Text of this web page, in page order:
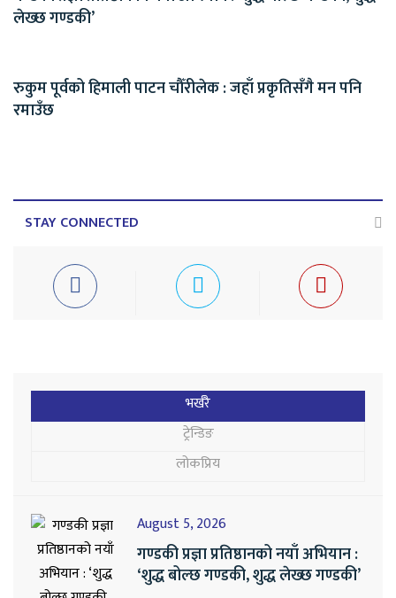
लेख्छ गण्डकी’
रुकुम पूर्वको हिमाली पाटन चौँरीलेक : जहाँ प्रकृतिसँगै मन पनि
रमाउँछ
STAY CONNECTED
भर्खरै
ट्रेन्डिङ
लोकप्रिय
August 5, 2026
गण्डकी प्रज्ञा प्रतिष्ठानको नयाँ अभियान :
‘शुद्ध बोल्छ गण्डकी, शुद्ध लेख्छ गण्डकी’